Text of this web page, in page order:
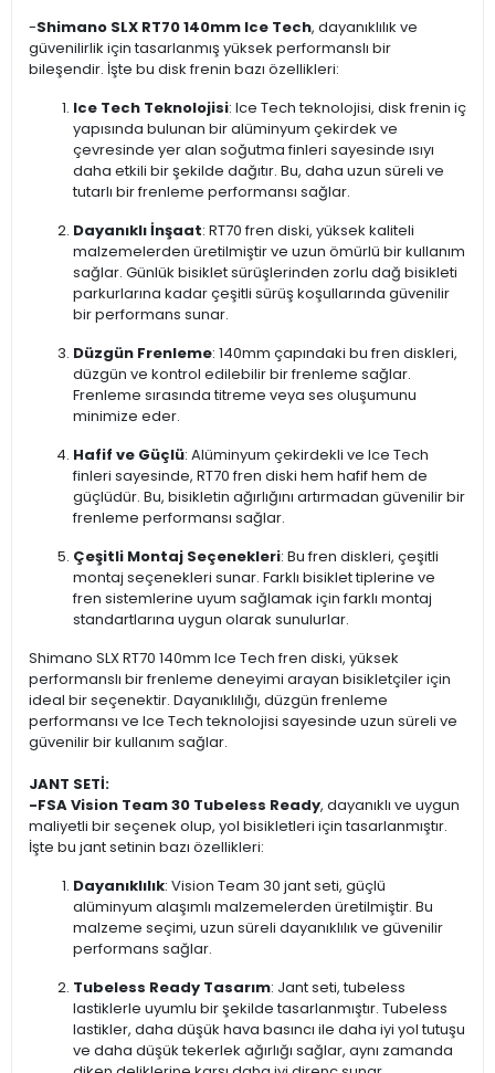
-Shimano SLX RT70 140mm Ice Tech, dayanıklılık ve
güvenilirlik için tasarlanmış yüksek performanslı bir
bileşendir. İşte bu disk frenin bazı özellikleri:
Ice Tech Teknolojisi: Ice Tech teknolojisi, disk frenin iç
yapısında bulunan bir alüminyum çekirdek ve
çevresinde yer alan soğutma finleri sayesinde ısıyı
daha etkili bir şekilde dağıtır. Bu, daha uzun süreli ve
tutarlı bir frenleme performansı sağlar.
Dayanıklı İnşaat: RT70 fren diski, yüksek kaliteli
malzemelerden üretilmiştir ve uzun ömürlü bir kullanım
sağlar. Günlük bisiklet sürüşlerinden zorlu dağ bisikleti
parkurlarına kadar çeşitli sürüş koşullarında güvenilir
bir performans sunar.
Düzgün Frenleme: 140mm çapındaki bu fren diskleri,
düzgün ve kontrol edilebilir bir frenleme sağlar.
Frenleme sırasında titreme veya ses oluşumunu
minimize eder.
Hafif ve Güçlü: Alüminyum çekirdekli ve Ice Tech
finleri sayesinde, RT70 fren diski hem hafif hem de
güçlüdür. Bu, bisikletin ağırlığını artırmadan güvenilir bir
frenleme performansı sağlar.
Çeşitli Montaj Seçenekleri: Bu fren diskleri, çeşitli
montaj seçenekleri sunar. Farklı bisiklet tiplerine ve
fren sistemlerine uyum sağlamak için farklı montaj
standartlarına uygun olarak sunulurlar.
Shimano SLX RT70 140mm Ice Tech fren diski, yüksek
performanslı bir frenleme deneyimi arayan bisikletçiler için
ideal bir seçenektir. Dayanıklılığı, düzgün frenleme
performansı ve Ice Tech teknolojisi sayesinde uzun süreli ve
güvenilir bir kullanım sağlar.
JANT SETİ:
-FSA Vision Team 30 Tubeless Ready, dayanıklı ve uygun
maliyetli bir seçenek olup, yol bisikletleri için tasarlanmıştır.
İşte bu jant setinin bazı özellikleri:
Dayanıklılık: Vision Team 30 jant seti, güçlü
alüminyum alaşımlı malzemelerden üretilmiştir. Bu
malzeme seçimi, uzun süreli dayanıklılık ve güvenilir
performans sağlar.
Tubeless Ready Tasarım: Jant seti, tubeless
lastiklerle uyumlu bir şekilde tasarlanmıştır. Tubeless
lastikler, daha düşük hava basıncı ile daha iyi yol tutuşu
ve daha düşük tekerlek ağırlığı sağlar, aynı zamanda